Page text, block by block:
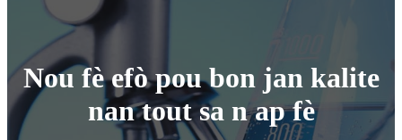
Nou fè efò pou bon jan kalite
nan tout sa n ap fè